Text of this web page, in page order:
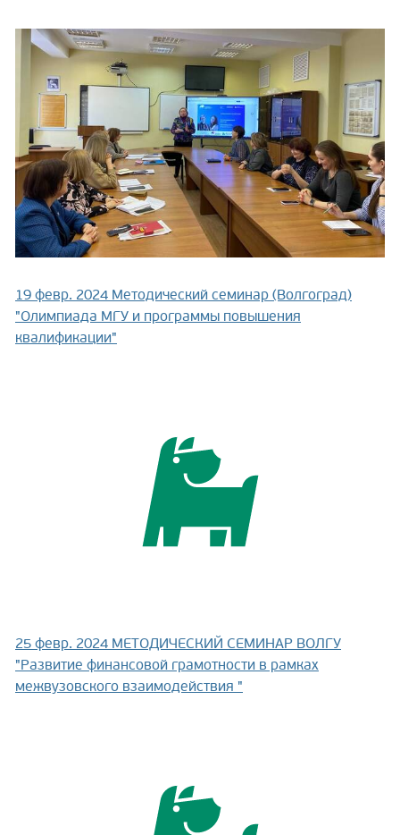
19 февр. 2024 Методический семинар (Волгоград)
"Олимпиада МГУ и программы повышения
квалификации"
25 февр. 2024 МЕТОДИЧЕСКИЙ СЕМИНАР ВОЛГУ
"Развитие финансовой грамотности в рамках
межвузовского взаимодействия "